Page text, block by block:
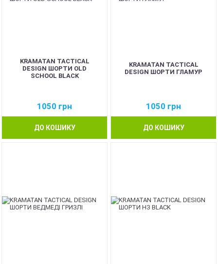
KRAMATAN TACTICAL
DESIGN ШОРТИ OLD
SCHOOL BLACK
1050 грн
ДО КОШИКУ
KRAMATAN TACTICAL
DESIGN ШОРТИ ГЛАМУР
1050 грн
ДО КОШИКУ